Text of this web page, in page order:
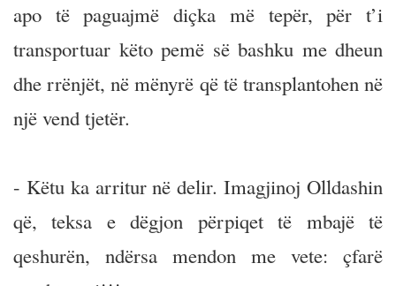
apo të paguajmë diçka më tepër, për t’i
transportuar këto pemë së bashku me dheun
dhe rrënjët, në mënyrë që të transplantohen në
një vend tjetër.
- Këtu ka arritur në delir. Imagjinoj Olldashin
që, teksa e dëgjon përpiqet të mbajë të
qeshurën, ndërsa mendon me vete: çfarë